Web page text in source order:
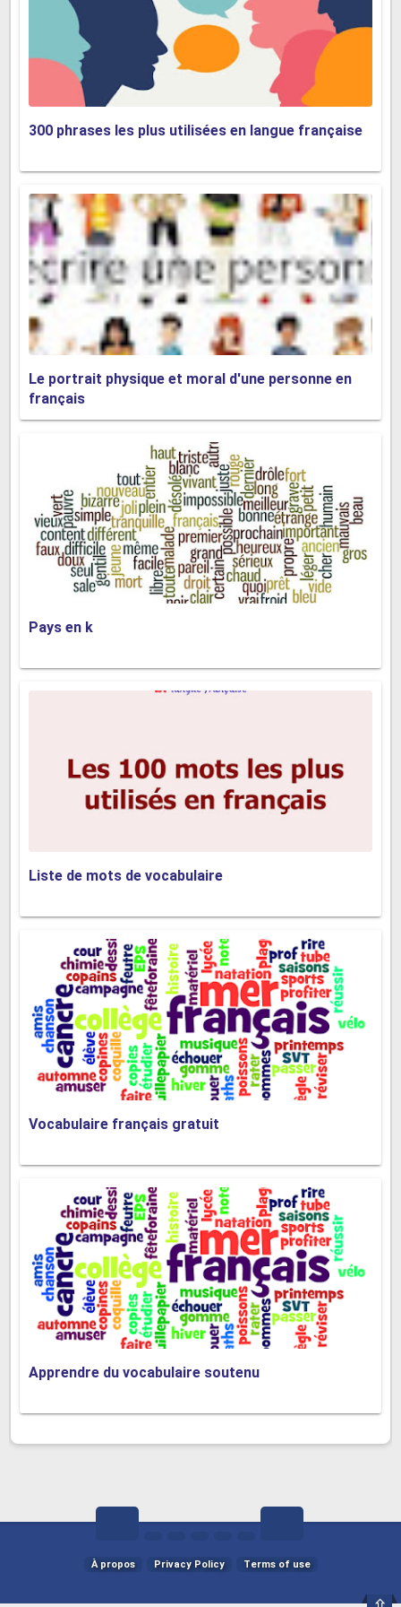
300 phrases les plus utilisées en langue française
Le portrait physique et moral d'une personne en
français
Pays en k
Liste de mots de vocabulaire
Vocabulaire français gratuit
Apprendre du vocabulaire soutenu
Terms of use
Privacy Policy
À propos